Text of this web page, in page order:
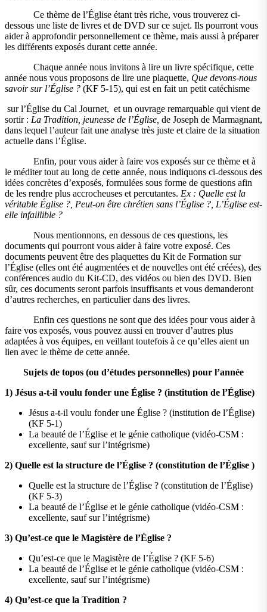
Ce thème de l’Église étant très riche, vous trouverez ci-
dessous une liste de livres et de DVD sur ce sujet. Ils pourront vous
aider à approfondir personnellement ce thème, mais aussi à préparer
les différents exposés durant cette année.
Chaque année nous invitons à lire un livre spécifique, cette
année nous vous proposons de lire une plaquette, Que devons-nous
savoir sur l’Église ? (KF 5-15), qui est en fait un petit catéchisme
sur l’Église du Cal Journet, et un ouvrage remarquable qui vient de
sortir : La Tradition, jeunesse de l’Église, de Joseph de Marmagnant,
dans lequel l’auteur fait une analyse très juste et claire de la situation
actuelle dans l’Église.
Enfin, pour vous aider à faire vos exposés sur ce thème et à
le méditer tout au long de cette année, nous indiquons ci-dessous des
idées concrètes d’exposés, formulées sous forme de questions afin
de les rendre plus accrocheuses et percutantes. Ex : Quelle est la
véritable Église ? Peut-on être chrétien sans l’Église ?, L’Église est-
elle infaillible ?
Nous mentionnons, en dessous de ces questions, les
documents qui pourront vous aider à faire votre exposé. Ces
documents peuvent être des plaquettes du Kit de Formation sur
l’Église (elles ont été augmentées et de nouvelles ont été créées), des
conférences audio du Kit-CD, des vidéos ou bien des DVD. Bien
sûr, ces documents seront parfois insuffisants et vous demanderont
d’autres recherches, en particulier dans des livres.
Enfin ces questions ne sont que des idées pour vous aider à
faire vos exposés, vous pouvez aussi en trouver d’autres plus
adaptées à vos équipes, en veillant toutefois à ce qu’elles aient un
lien avec le thème de cette année.
Sujets de topos (ou d’études personnelles) pour l’année
1) Jésus a-t-il voulu fonder une Église ? (institution de l’Église)
Jésus a-t-il voulu fonder une Église ? (institution de l’Église)
(KF 5-1)
La beauté de l’Église et le génie catholique (vidéo-CSM :
excellente, sauf sur l’intégrisme)
2) Quelle est la structure de l’Église ? (constitution de l’Église )
Quelle est la structure de l’Église ? (constitution de l’Église)
(KF 5-3)
La beauté de l’Église et le génie catholique (vidéo-CSM :
excellente, sauf sur l’intégrisme)
3) Qu’est-ce que le Magistère de l’Église ?
Qu’est-ce que le Magistère de l’Église ? (KF 5-6)
La beauté de l’Église et le génie catholique (vidéo-CSM :
excellente, sauf sur l’intégrisme)
4) Qu’est-ce que la Tradition ?